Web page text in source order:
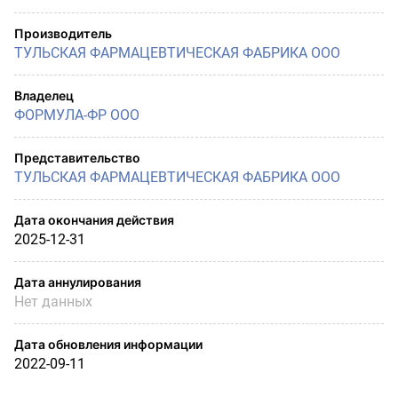
Производитель
ТУЛЬСКАЯ ФАРМАЦЕВТИЧЕСКАЯ ФАБРИКА ООО
Владелец
ФОРМУЛА-ФР ООО
Представительство
ТУЛЬСКАЯ ФАРМАЦЕВТИЧЕСКАЯ ФАБРИКА ООО
Дата окончания действия
2025-12-31
Дата аннулирования
Нет данных
Дата обновления информации
2022-09-11